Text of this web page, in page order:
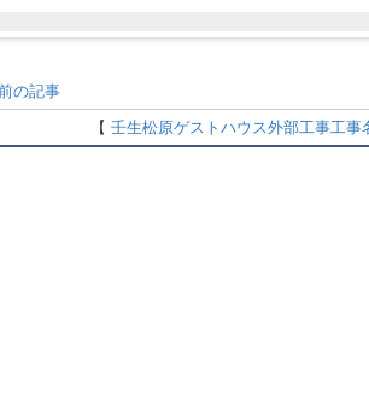
の記事
【 壬生松原ゲストハウス外部工事工事